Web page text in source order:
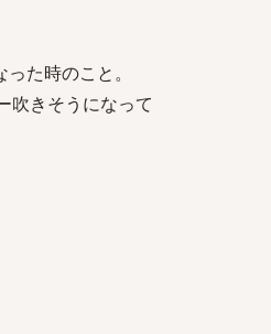
た時のこと。
きそうになって